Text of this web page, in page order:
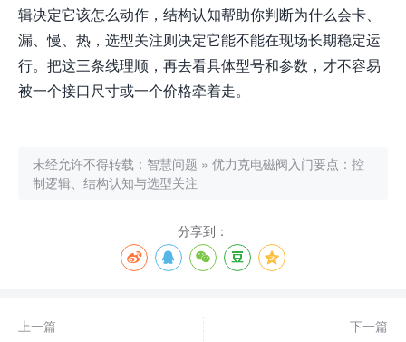
辑决定它该怎么动作，结构认知帮助你判断为什么会卡、
漏、慢、热，选型关注则决定它能不能在现场长期稳定运
行。把这三条线理顺，再去看具体型号和参数，才不容易
被一个接口尺寸或一个价格牵着走。
未经允许不得转载： 智慧问题 » 优力克电磁阀入门要点：控
制逻辑、结构认知与选型关注
分享到：
上一篇
下一篇